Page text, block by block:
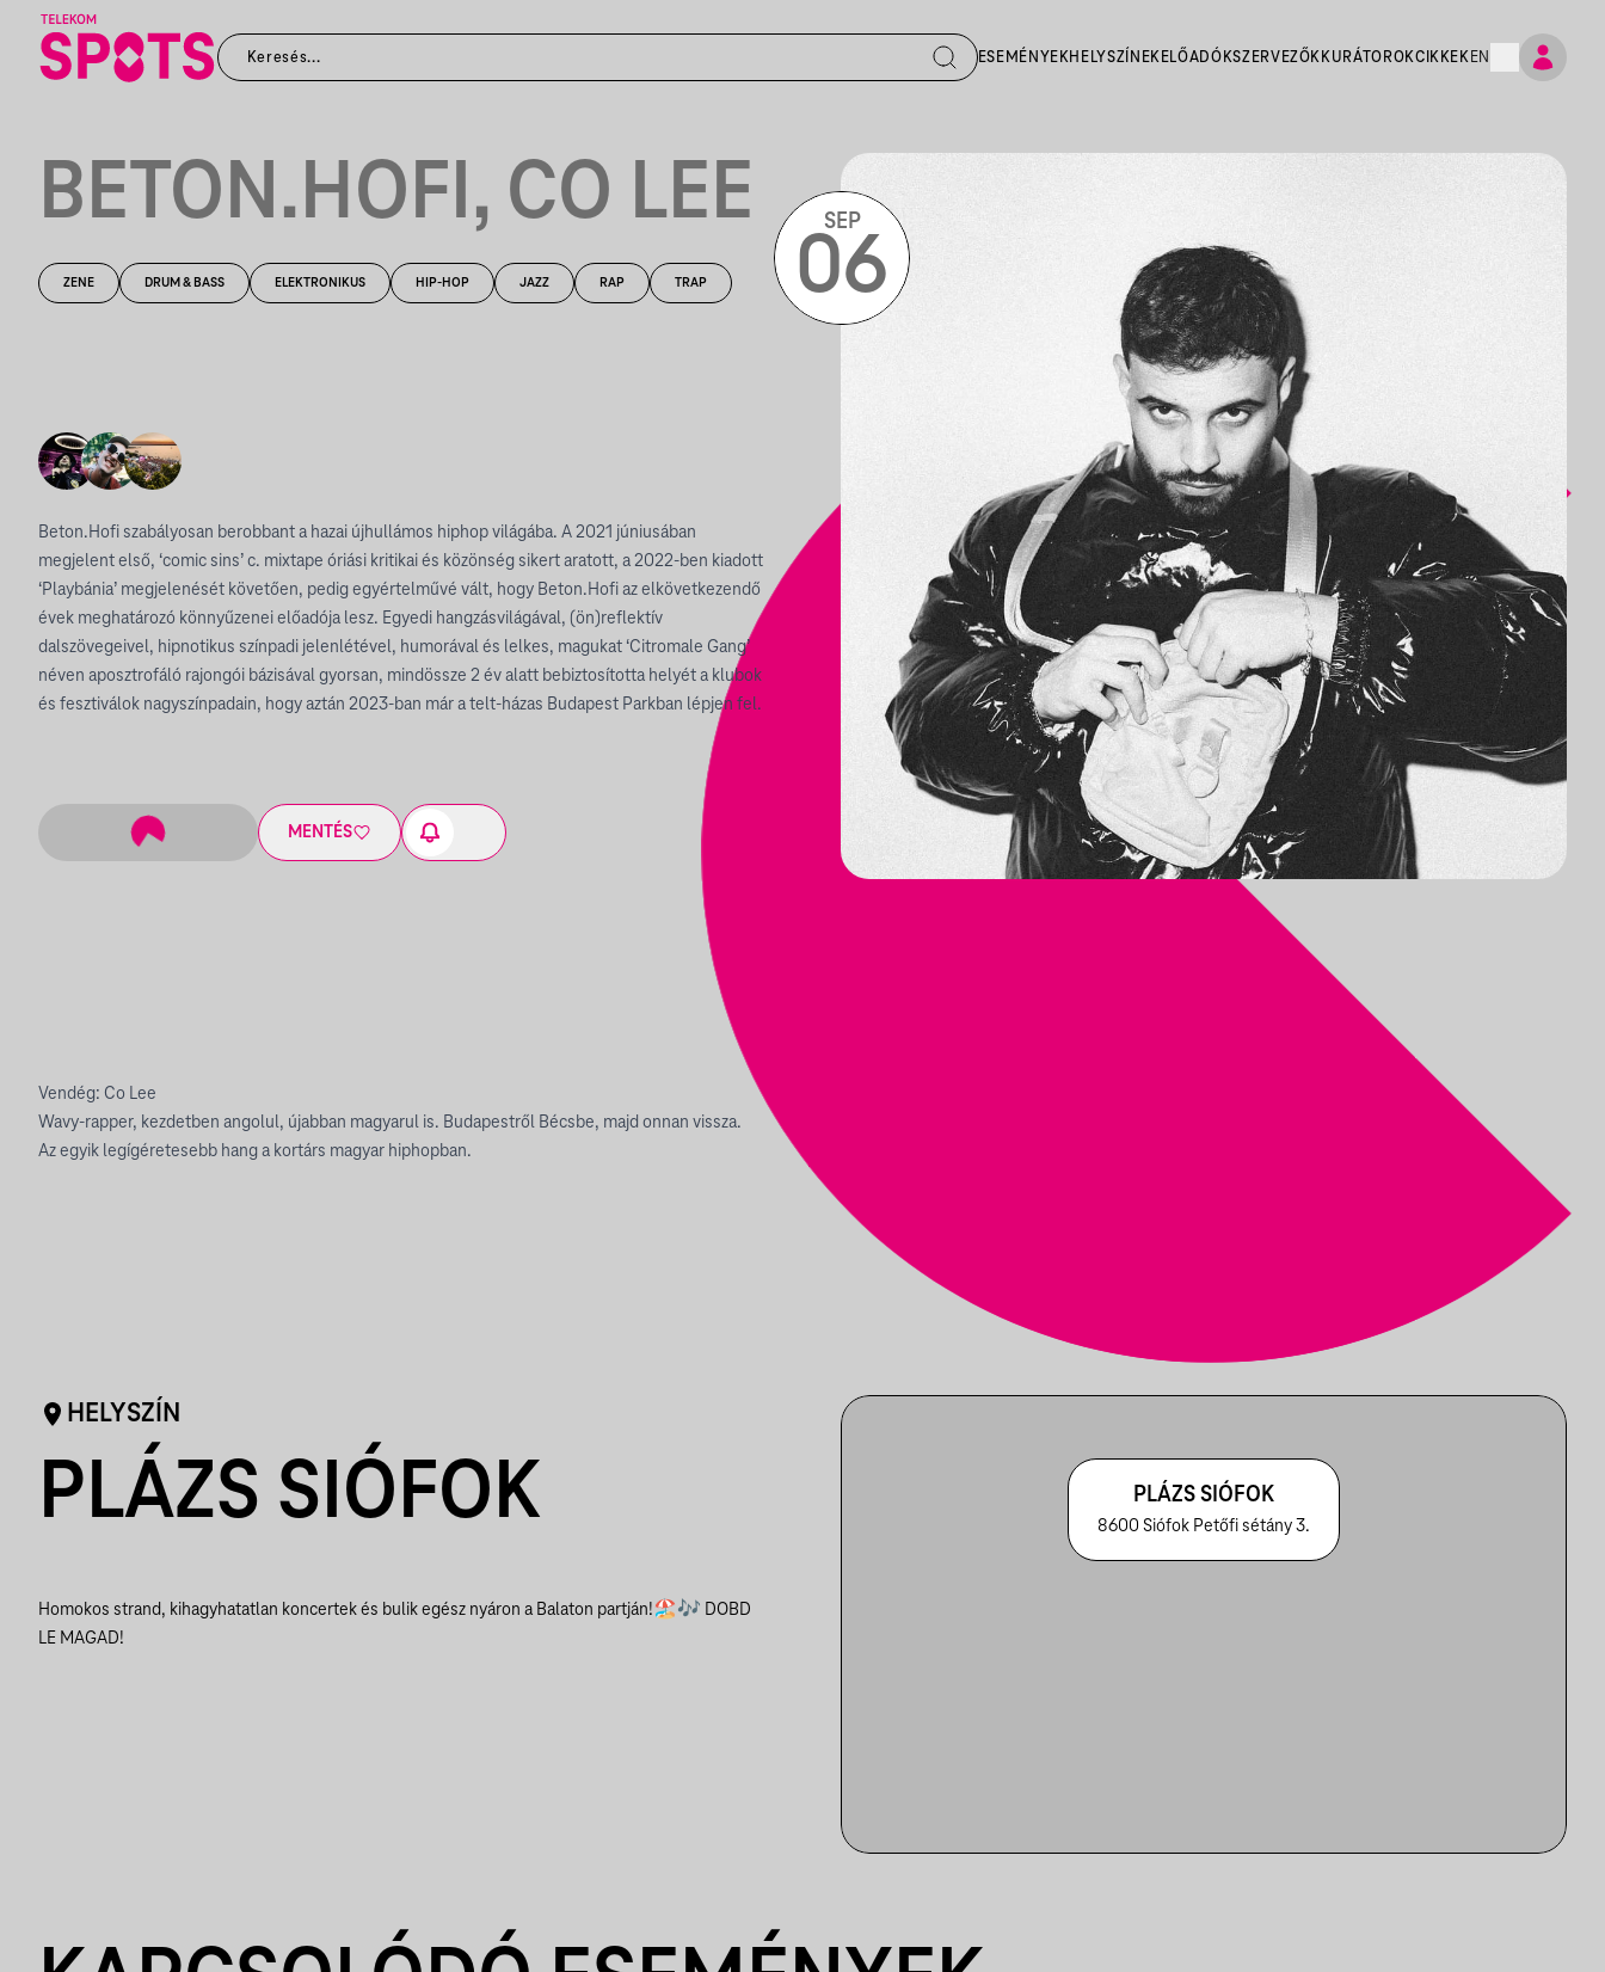
ESEMÉNYEKHELYSZÍNEK ELŐADÓKSZERVEZŐK KURÁTOROKCIKKEK EN
BETON.HOFI, CO LEE
ZENE DRUM & BASS ELEKTRONIKUS HIP-HOP JAZZ RAP TRAP
Beton.Hofi szabályosan berobbant a hazai újhullámos hiphop világába. A 2021 júniusában
megjelent első, ‘comic sins’ c. mixtape óriási kritikai és közönség sikert aratott, a 2022-ben kiadott
‘Playbánia’ megjelenését követően, pedig egyértelművé vált, hogy Beton.Hofi az elkövetkezendő
évek meghatározó könnyűzenei előadója lesz. Egyedi hangzásvilágával, (ön)reflektív
dalszövegeivel, hipnotikus színpadi jelenlétével, humorával és lelkes, magukat ‘Citromale Gang’
néven aposztrofáló rajongói bázisával gyorsan, mindössze 2 év alatt bebiztosította helyét a klubok
és fesztiválok nagyszínpadain, hogy aztán 2023-ban már a telt-házas Budapest Parkban lépjen fel.
MENTÉS
SEP
06
Vendég: Co Lee
Wavy-rapper, kezdetben angolul, újabban magyarul is. Budapestről Bécsbe, majd onnan vissza.
Az egyik legígéretesebb hang a kortárs magyar hiphopban.
HELYSZÍN
PLÁZS SIÓFOK
Homokos strand, kihagyhatatlan koncertek és bulik egész nyáron a Balaton partján!🏖🎶 DOBD
LE MAGAD!
PLÁZS SIÓFOK
8600 Siófok Petőfi sétány 3.